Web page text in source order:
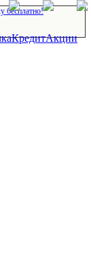
бесплатно!
КредитАкции